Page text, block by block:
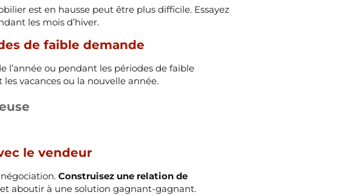
est en hausse peut être plus difficile. Essayez
les mois d’hiver.
de faible demande
l’année ou pendant les périodes de faible
vacances ou la nouvelle année.
le vendeur
Construisez une relation de
aboutir à une solution gagnant-gagnant.